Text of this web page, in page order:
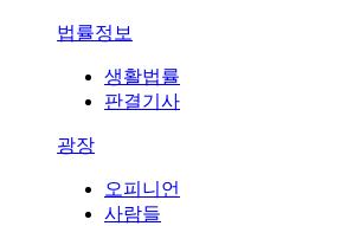
법률정보
생활법률
판결기사
광장
오피니언
사람들